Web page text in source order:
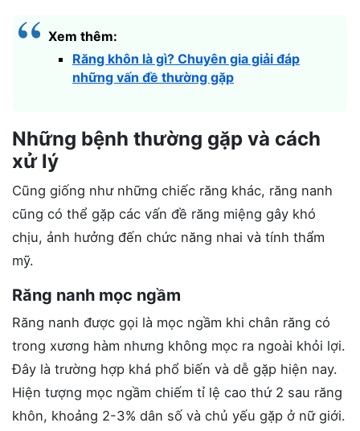
Xem thêm:
Răng khôn là gì? Chuyên gia giải đáp
những vấn đề thường gặp
Những bệnh thường gặp và cách
xử lý
Cũng giống như những chiếc răng khác, răng nanh
cũng có thể gặp các vấn đề răng miệng gây khó
chịu, ảnh hưởng đến chức năng nhai và tính thẩm
mỹ.
Răng nanh mọc ngầm
Răng nanh được gọi là mọc ngầm khi chân răng có
trong xương hàm nhưng không mọc ra ngoài khỏi lợi.
Đây là trường hợp khá phổ biến và dễ gặp hiện nay.
Hiện tượng mọc ngầm chiếm tỉ lệ cao thứ 2 sau răng
khôn, khoảng 2-3% dân số và chủ yếu gặp ở nữ giới.